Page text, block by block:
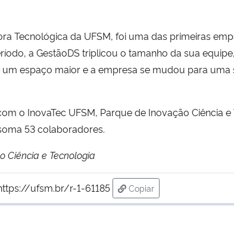
Tecnológica da UFSM, foi uma das primeiras
a GestãoDS triplicou o tamanho da sua
espaço maior e a empresa se mudou para
o InovaTec UFSM, Parque de Inovação Ciência
53 colaboradores.
Ciência e Tecnologia
ufsm.br/r-1-61185
Copiar
para área de